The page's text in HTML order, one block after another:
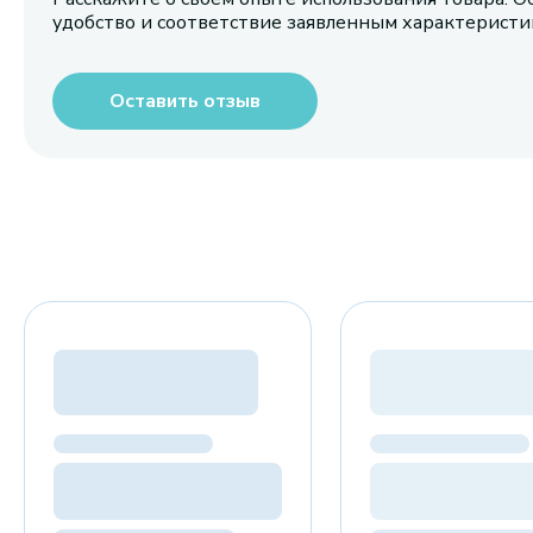
удобство и соответствие заявленным
Оставить отзыв